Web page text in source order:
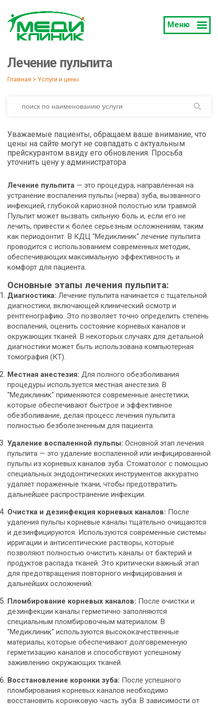
Меню
Лечение пульпита
Главная > Услуги и цены
Уважаемые пациенты, обращаем ваше внимание, что
цены на сайте могут не совпадать с актуальным
прейскурантом ввиду его обновления. Просьба
уточнить цену у администратора
Лечение пульпита — это процедура, направленная на
устранение воспаления пульпы (нерва) зуба, вызванного
инфекцией, глубокой кариозной полостью или травмой.
Пульпит может вызвать сильную боль и, если его не
лечить, привести к более серьезным осложнениям, таким
как периодонтит. В КДЦ "Медиклиник" лечение пульпита
проводится с использованием современных методик,
обеспечивающих максимальную эффективность и
комфорт для пациента.
Основные этапы лечения пульпита:
Диагностика: Лечение пульпита начинается с тщательной
диагностики, включающей клинический осмотр и
рентгенографию. Это позволяет точно определить степень
воспаления, оценить состояние корневых каналов и
окружающих тканей. В некоторых случаях для детальной
диагностики может быть использована компьютерная
томография (КТ).
Местная анестезия: Для полного обезболивания
процедуры используется местная анестезия. В
"Медиклиник" применяются современные анестетики,
которые обеспечивают быстрое и эффективное
обезболивание, делая процесс лечения пульпита
полностью безболезненным для пациента.
Удаление воспаленной пульпы: Основной этап лечения
пульпита — это удаление воспаленной или инфицированной
пульпы из корневых каналов зуба. Стоматолог с помощью
специальных эндодонтических инструментов аккуратно
удаляет пораженные ткани, чтобы предотвратить
дальнейшее распространение инфекции.
Очистка и дезинфекция корневых каналов: После
удаления пульпы корневые каналы тщательно очищаются
и дезинфицируются. Используются современные системы
ирригации и антисептические растворы, которые
позволяют полностью очистить каналы от бактерий и
продуктов распада тканей. Это критически важный этап
для предотвращения повторного инфицирования и
дальнейших осложнений.
Пломбирование корневых каналов: После очистки и
дезинфекции каналы герметично заполняются
специальным пломбировочным материалом. В
"Медиклиник" используются высококачественные
материалы, которые обеспечивают долговременную
герметизацию каналов и способствуют успешному
заживлению окружающих тканей.
Восстановление коронки зуба: После успешного
пломбирования корневых каналов необходимо
восстановить коронковую часть зуба. В зависимости от